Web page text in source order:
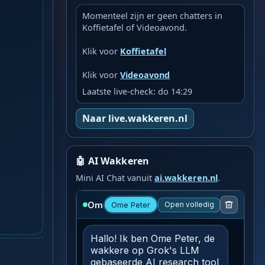
Momenteel zijn er geen chatters in
Koffietafel of Videoavond.
Klik voor Koffietafel
Klik voorVideoavond
Laatste live-check: do 14:29
Naar live.wakkeren.nl
🤖 AI Wakkeren
Mini AI Chat vanuitai.wakkeren.nl.